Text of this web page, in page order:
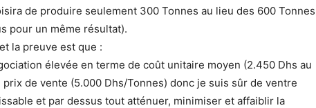
de produire seulement 300 Tonnes au lieu des 600 Tonnes
pour un même résultat).
la preuve est que :
élevée en terme de coût unitaire moyen (2.450 Dhs au
de vente (5.000 Dhs/Tonnes) donc je suis sûr de ventre
et par dessus tout atténuer, minimiser et affaiblir la